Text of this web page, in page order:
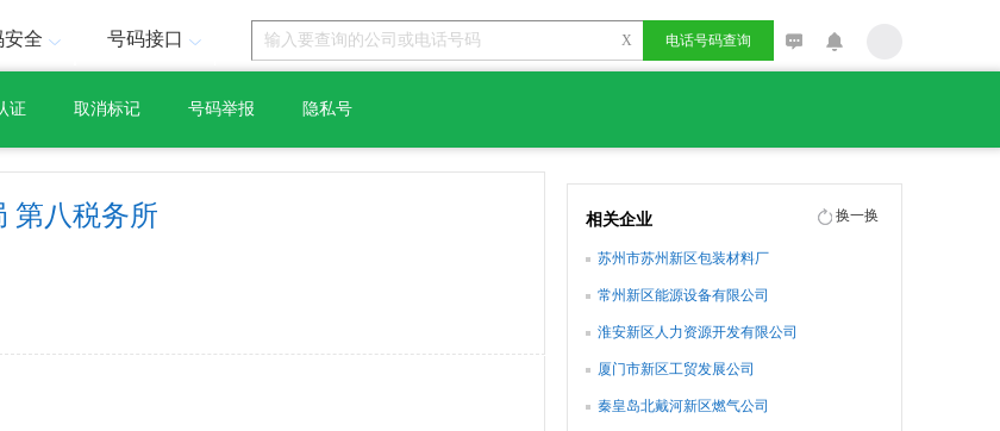
安全 号码接口 X 电话号码查询
证 取消标记 号码举报 隐私号
第八税务所 相关企业 换一换
苏州市苏州新区包装材料厂
常州新区能源设备有限公司
淮安新区人力资源开发有限公司
厦门市新区工贸发展公司
秦皇岛北戴河新区燃气公司